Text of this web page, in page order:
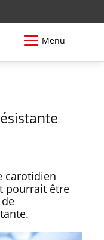
Menu
carotidien
pourrait être